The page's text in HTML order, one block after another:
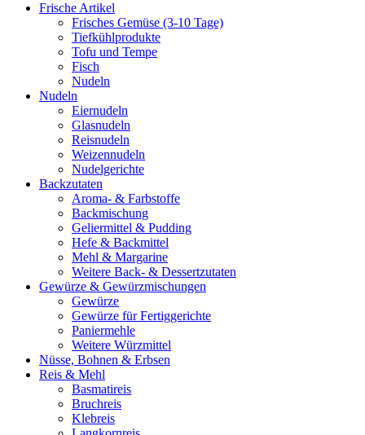
Frische Artikel
Frisches Gemüse (3-10 Tage)
Tiefkühlprodukte
Tofu und Tempe
Fisch
Nudeln
Nudeln
Eiernudeln
Glasnudeln
Reisnudeln
Weizennudeln
Nudelgerichte
Backzutaten
Aroma- & Farbstoffe
Backmischung
Geliermittel & Pudding
Hefe & Backmittel
Mehl & Margarine
Weitere Back- & Dessertzutaten
Gewürze & Gewürzmischungen
Gewürze
Gewürze für Fertiggerichte
Paniermehle
Weitere Würzmittel
Nüsse, Bohnen & Erbsen
Reis & Mehl
Basmatireis
Bruchreis
Klebreis